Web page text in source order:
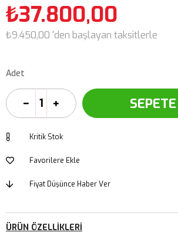
₺37.800,00
₺9.450,00 'den başlayan taksitlerle
Adet
Kritik Stok
Favorilere Ekle
Fiyat Düşünce Haber Ver
ÜRÜN ÖZELLIKLERI